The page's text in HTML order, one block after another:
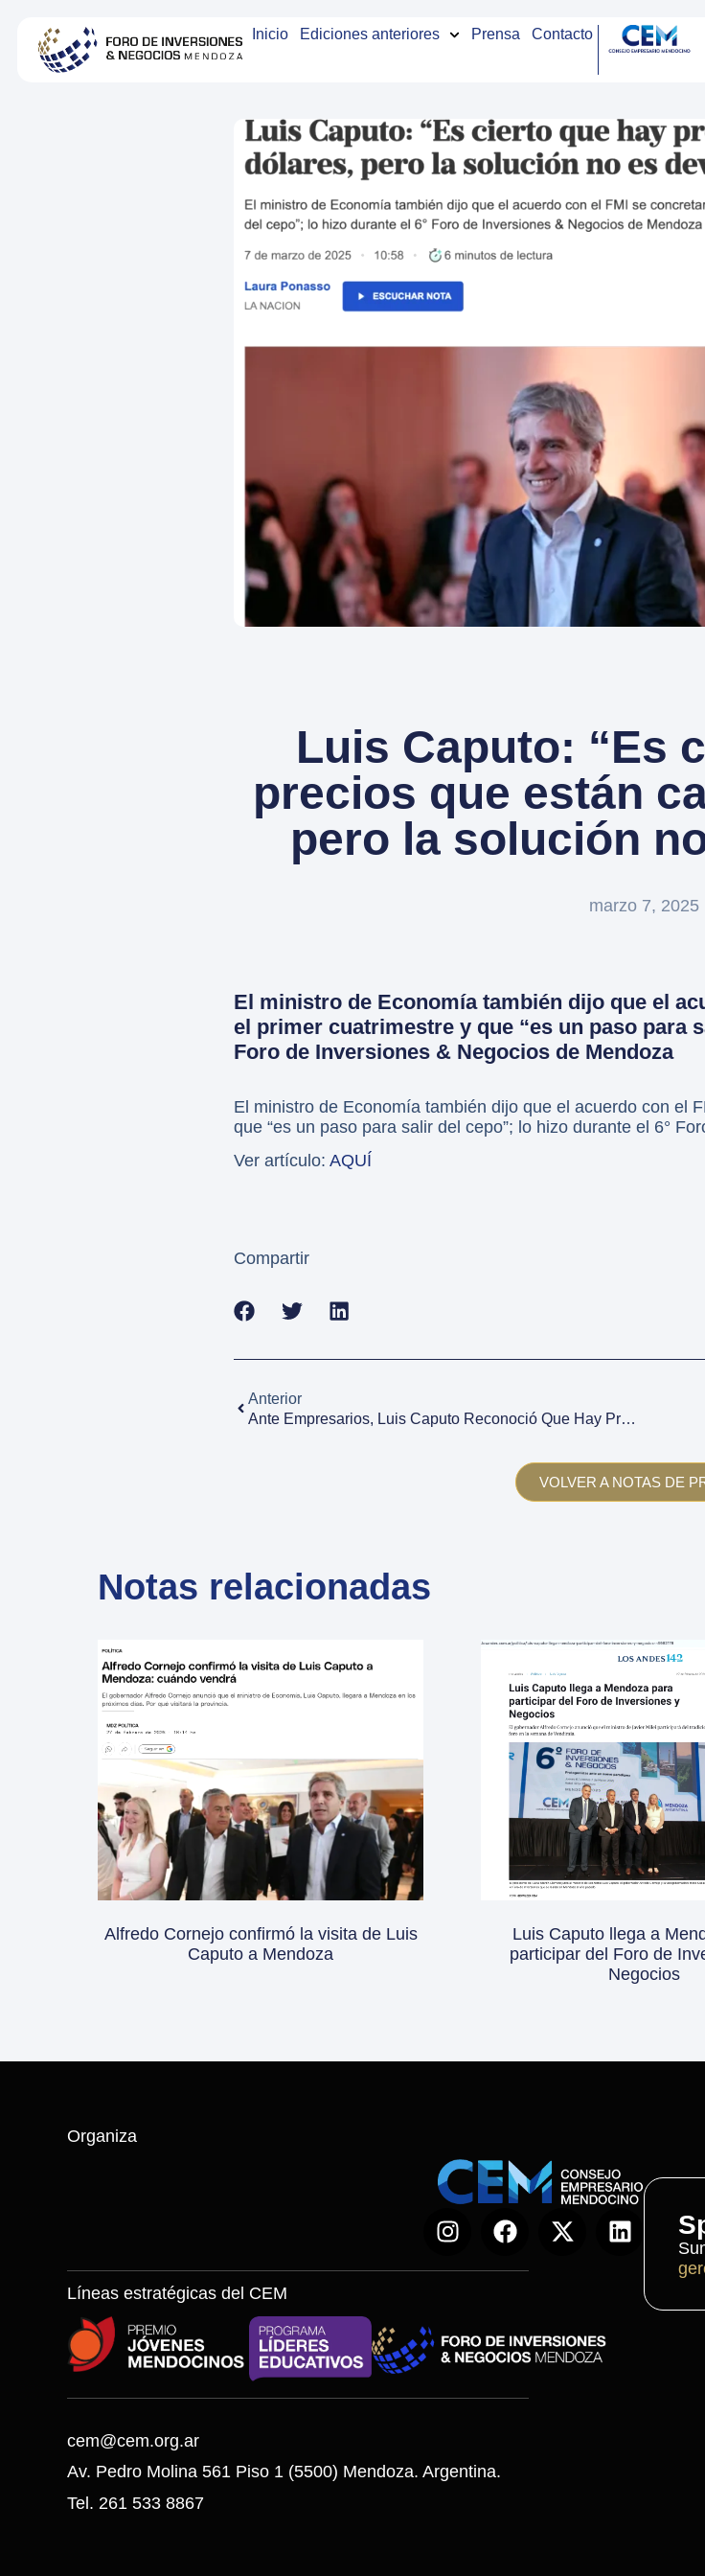
Inicio Ediciones anteriores Prensa Contacto
Luis Caputo: “Es
precios que están
pero la solución
marzo 7, 2025
El ministro de Economía también dijo que el
el primer cuatrimestre y que “es un paso para
Foro de Inversiones & Negocios de Mendoza
El ministro de Economía también dijo que el acuerdo con el
que “es un paso para salir del cepo”; lo hizo durante el 6°
Ver artículo: AQUÍ
Compartir
Anterior
Ante Empresarios, Luis Caputo Reconoció Que Hay Precios Que Están Caros En Dólares: “La Solución Es Que Bajen, No Es Devaluar”
VOLVER A NOTAS DE
Notas relacionadas
Alfredo Cornejo confirmó la visita de Luis
Caputo a Mendoza
Luis Caputo llega a
participar del Foro de
Negocios
Organiza
Líneas estratégicas del CEM
cem@cem.org.ar
Av. Pedro Molina 561 Piso 1 (5500) Mendoza. Argentina.
Tel. 261 533 8867